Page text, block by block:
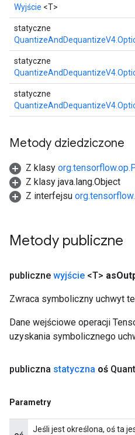
Wyjście <T>
statyczne
statyczne
statyczne
Metody dziedziczone
Z klasy
Z klasy java.lang.Object
Z interfejsu
Metody publiczne
publiczne wyjście <T> as
Zwraca symboliczny uchwyt
Dane wejściowe operacji
uzyskania symbolicznego
publiczna statyczna oś
Parametry
Jeśli jest określona, ​​oś ta